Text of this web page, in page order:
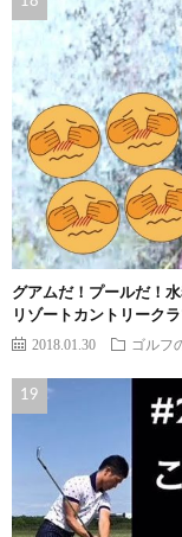
グアムだ！プールだ！
リゾートカントリーク
2018.01.30 ゴルフ